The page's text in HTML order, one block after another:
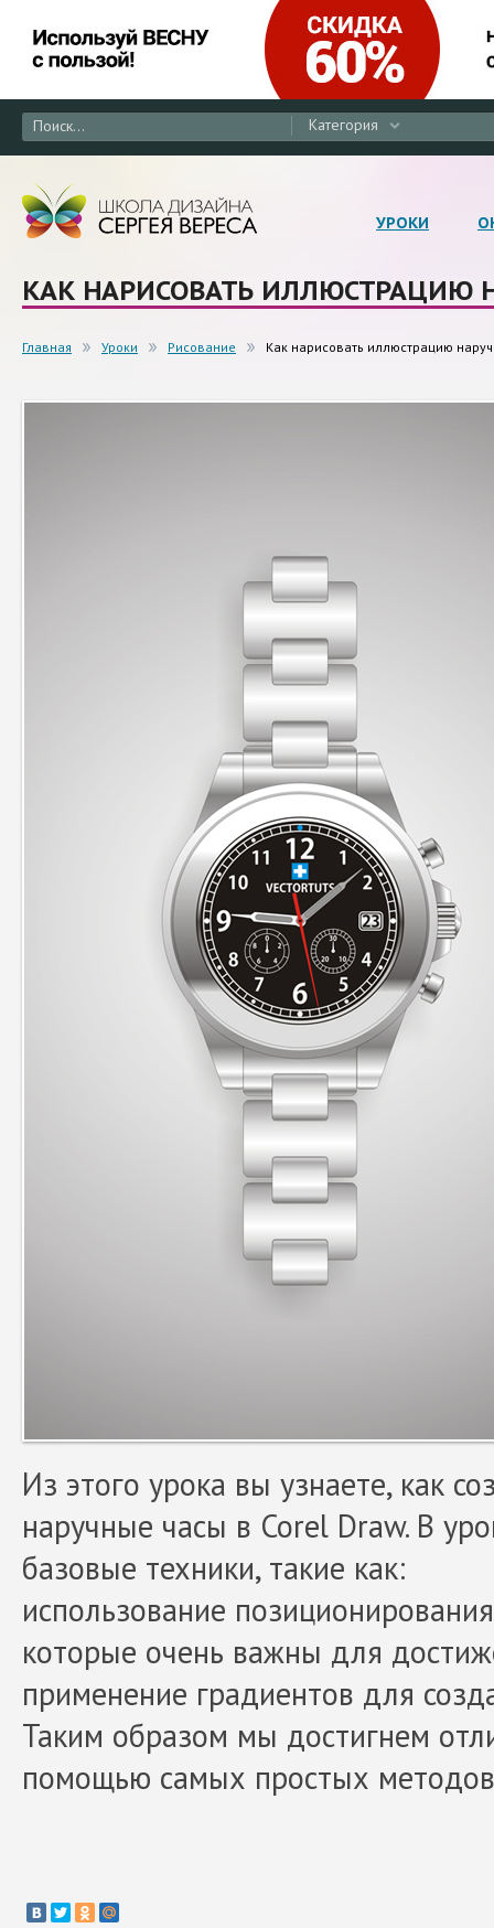
Категория
УРОКИ
КАК НАРИСОВАТЬ ИЛЛЮСТРАЦИЮ
Главная Уроки Рисование Как нарисовать иллюстрацию
Из этого урока вы узнаете, как
наручные часы в Corel Draw. В
базовые техники, такие как:
использование
которые очень важны для
применение градиентов для
Таким образом мы достигнем
помощью самых простых